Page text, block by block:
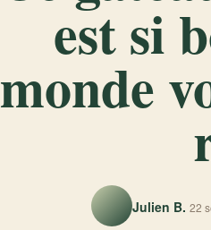
est si
monde
Julien B. 22